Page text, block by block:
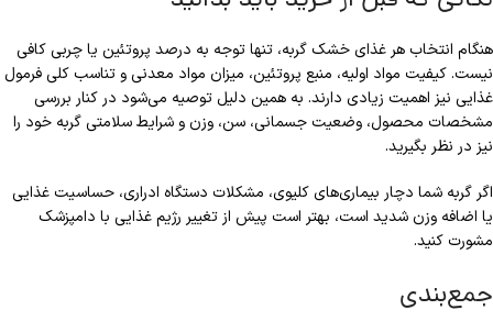
هنگام انتخاب هر غذای خشک گربه، تنها توجه به درصد پروتئین یا چربی کافی
نیست. کیفیت مواد اولیه، منبع پروتئین، میزان مواد معدنی و تناسب کلی فرمول
غذایی نیز اهمیت زیادی دارند. به همین دلیل توصیه می‌شود در کنار بررسی
مشخصات محصول، وضعیت جسمانی، سن، وزن و شرایط سلامتی گربه خود را
نیز در نظر بگیرید.
اگر گربه شما دچار بیماری‌های کلیوی، مشکلات دستگاه ادراری، حساسیت غذایی
یا اضافه وزن شدید است، بهتر است پیش از تغییر رژیم غذایی با دامپزشک
مشورت کنید.
جمع‌بندی